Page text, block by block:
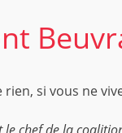
si vous ne